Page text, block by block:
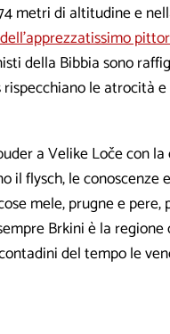
metri di altitudine e
della Bibbia sono
le atrocità
a Velike Loče con
il flysch, le conoscenze
mele, prugne e
Brkini è la
del tempo le